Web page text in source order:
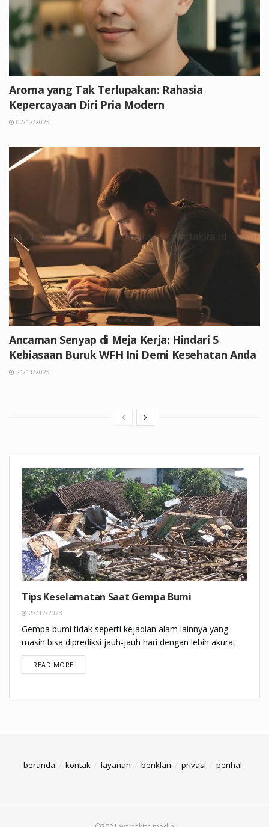
Aroma yang Tak Terlupakan: Rahasia
Kepercayaan Diri Pria Modern
02/12/2025
Ancaman Senyap di Meja Kerja: Hindari 5
Kebiasaan Buruk WFH Ini Demi Kesehatan Anda
21/11/2025
Tips Keselamatan Saat Gempa Bumi
23/12/2023
Gempa bumi tidak seperti kejadian alam lainnya yang
masih bisa diprediksi jauh-jauh hari dengan lebih akurat.
READ MOREDETAILS
beranda kontak layanan beriklan privasi perihal